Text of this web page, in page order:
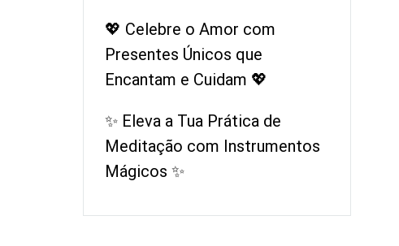
💖 Celebre o Amor com
Presentes Únicos que
Encantam e Cuidam 💖
✨ Eleva a Tua Prática de
Meditação com Instrumentos
Mágicos ✨